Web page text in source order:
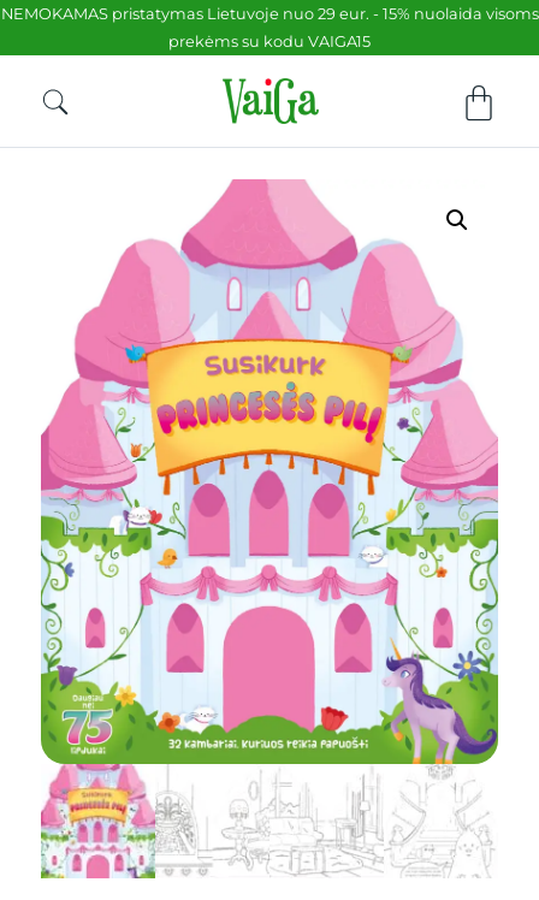
NEMOKAMAS pristatymas Lietuvoje nuo 29 eur. - 15% nuolaida visoms
prekėms su kodu VAIGA15